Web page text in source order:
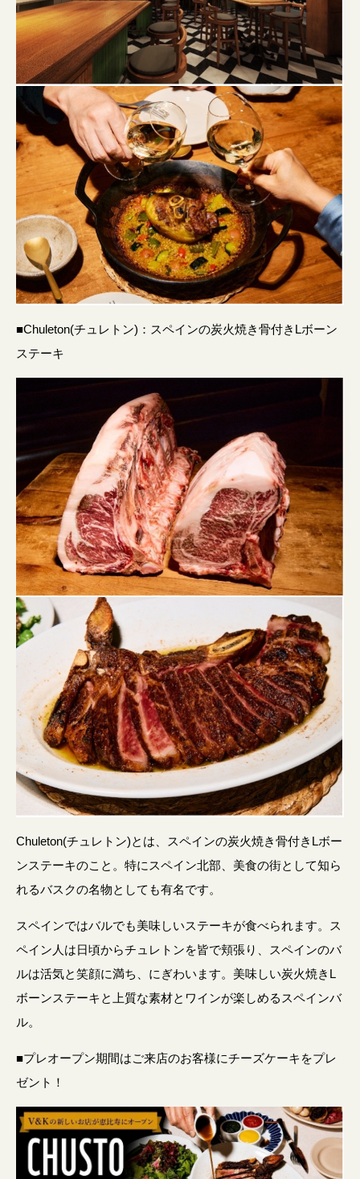
■Chuleton(チュレトン)：スペインの炭火焼き骨付きLボーン
ステーキ
Chuleton(チュレトン)とは、スペインの炭火焼き骨付きLボー
ンステーキのこと。特にスペイン北部、美食の街として知ら
れるバスクの名物としても有名です。
スペインではバルでも美味しいステーキが食べられます。ス
ペイン人は日頃からチュレトンを皆で頬張り、スペインのバ
ルは活気と笑顔に満ち、にぎわいます。美味しい炭火焼きL
ボーンステーキと上質な素材とワインが楽しめるスペインバ
ル。
■プレオープン期間はご来店のお客様にチーズケーキをプレ
ゼント！